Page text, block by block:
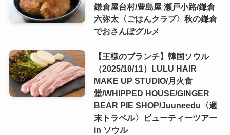
鎌倉屋台村/豊島屋 瀬戸小路/鎌倉
六弥太〈ごはんクラブ〉秋の鎌倉
でおさんぽグルメ
【王様のブランチ】韓国ソウル
（2025/10/11）LULU HAIR
MAKE UP STUDIO/月火食
堂/WHIPPED HOUSE/GINGER
BEAR PIE SHOP/Juuneedu〈週
末トラベル〉ビューティーツアー
in ソウル